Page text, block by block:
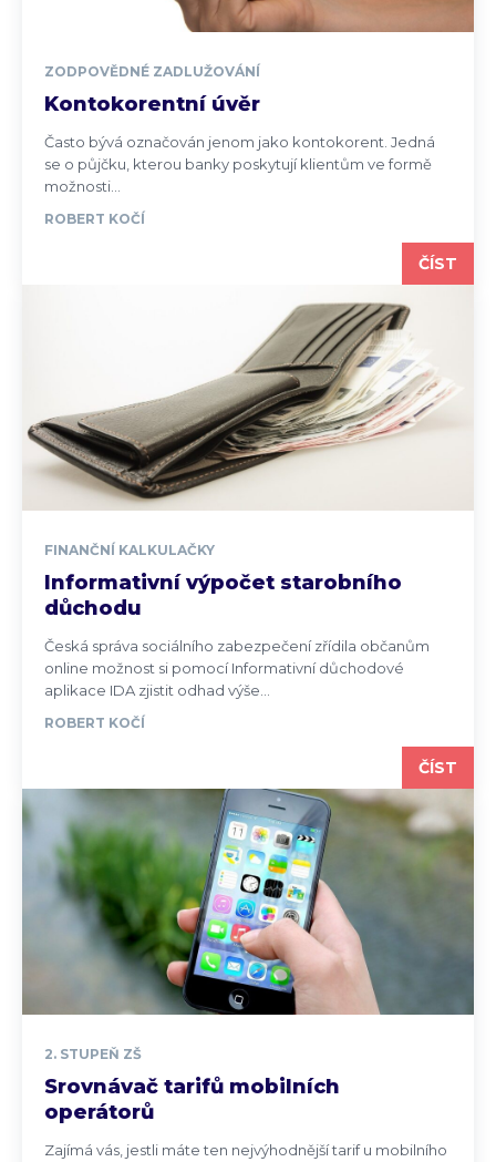
ZODPOVĚDNÉ ZADLUŽOVÁNÍ
Kontokorentní úvěr
Často bývá označován jenom jako kontokorent. Jedná
se o půjčku, kterou banky poskytují klientům ve formě
možnosti...
ROBERT KOČÍ
ČÍST
FINANČNÍ KALKULAČKY
Informativní výpočet starobního
důchodu
Česká správa sociálního zabezpečení zřídila občanům
online možnost si pomocí Informativní důchodové
aplikace IDA zjistit odhad výše...
ROBERT KOČÍ
ČÍST
2. STUPEŇ ZŠ
Srovnávač tarifů mobilních
operátorů
Zajímá vás, jestli máte ten nejvýhodnější tarif u mobilního